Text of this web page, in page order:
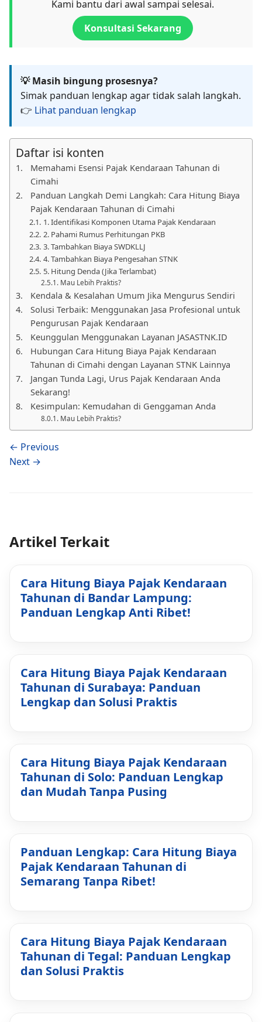
Kami bantu dari awal sampai selesai.
Konsultasi Sekarang
💡 Masih bingung prosesnya?
Simak panduan lengkap agar tidak salah langkah.
👉 Lihat panduan lengkap
Daftar isi konten
Memahami Esensi Pajak Kendaraan Tahunan di
Cimahi
Panduan Langkah Demi Langkah: Cara Hitung Biaya
Pajak Kendaraan Tahunan di Cimahi
1. Identifikasi Komponen Utama Pajak Kendaraan
2. Pahami Rumus Perhitungan PKB
3. Tambahkan Biaya SWDKLLJ
4. Tambahkan Biaya Pengesahan STNK
5. Hitung Denda (Jika Terlambat)
Mau Lebih Praktis?
Kendala & Kesalahan Umum Jika Mengurus Sendiri
Solusi Terbaik: Menggunakan Jasa Profesional untuk
Pengurusan Pajak Kendaraan
Keunggulan Menggunakan Layanan JASASTNK.ID
Hubungan Cara Hitung Biaya Pajak Kendaraan
Tahunan di Cimahi dengan Layanan STNK Lainnya
Jangan Tunda Lagi, Urus Pajak Kendaraan Anda
Sekarang!
Kesimpulan: Kemudahan di Genggaman Anda
Mau Lebih Praktis?
← Previous
Next →
Artikel Terkait
Cara Hitung Biaya Pajak Kendaraan
Tahunan di Bandar Lampung:
Panduan Lengkap Anti Ribet!
Cara Hitung Biaya Pajak Kendaraan
Tahunan di Surabaya: Panduan
Lengkap dan Solusi Praktis
Cara Hitung Biaya Pajak Kendaraan
Tahunan di Solo: Panduan Lengkap
dan Mudah Tanpa Pusing
Panduan Lengkap: Cara Hitung Biaya
Pajak Kendaraan Tahunan di
Semarang Tanpa Ribet!
Cara Hitung Biaya Pajak Kendaraan
Tahunan di Tegal: Panduan Lengkap
dan Solusi Praktis